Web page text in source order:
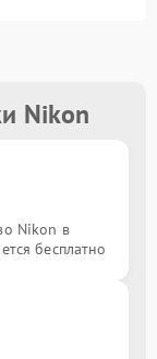
Nikon
Nikon в
бесплатно